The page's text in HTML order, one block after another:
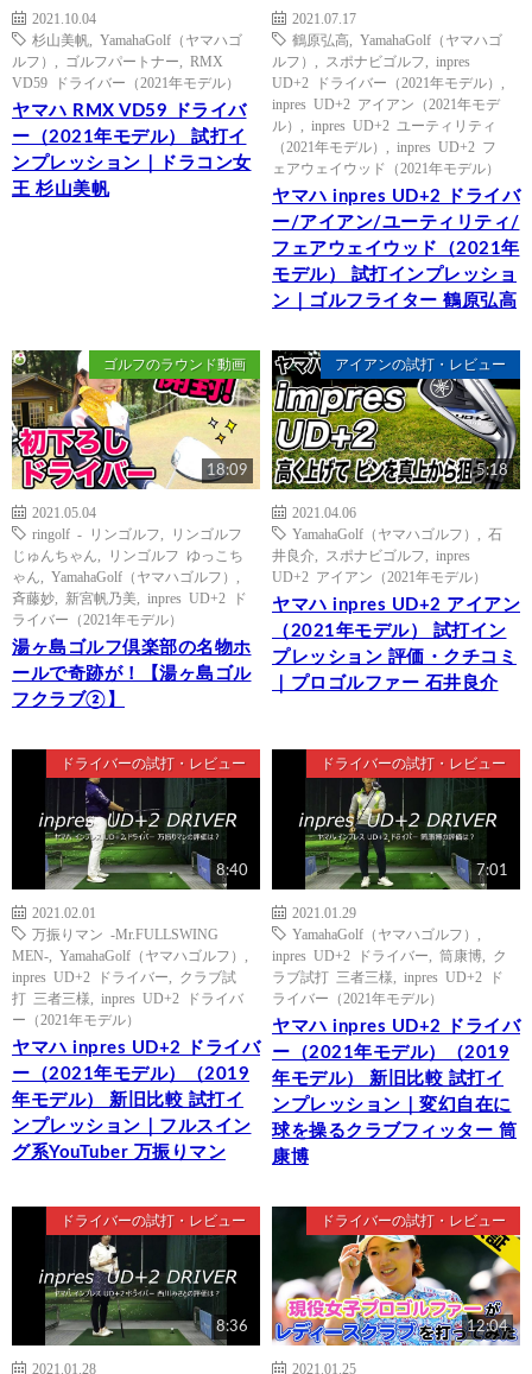
2021.10.04
杉山美帆
YamahaGolf（ヤマハゴ
ルフ）
ゴルフパートナー
RMX
VD59 ドライバー（2021年モデル）
ヤマハ RMX VD59 ドライバ
ー（2021年モデル） 試打イ
ンプレッション｜ドラコン女
王 杉山美帆
2021.07.17
鶴原弘高
YamahaGolf（ヤマハゴ
ルフ）
スポナビゴルフ
inpres
UD+2 ドライバー（2021年モデル）
inpres UD+2 アイアン（2021年モデ
ル）
inpres UD+2 ユーティリティ
（2021年モデル）
inpres UD+2 フ
ェアウェイウッド（2021年モデル）
ヤマハ inpres UD+2 ドライバ
ー/アイアン/ユーティリティ/
フェアウェイウッド（2021年
モデル） 試打インプレッショ
ン｜ゴルフライター 鶴原弘高
ゴルフのラウンド動画
18:09
2021.05.04
ringolf - リンゴルフ
リンゴルフ
じゅんちゃん
リンゴルフ ゆっこち
ゃん
YamahaGolf（ヤマハゴルフ）
斉藤妙
新宮帆乃美
inpres UD+2 ド
ライバー（2021年モデル）
湯ヶ島ゴルフ倶楽部の名物ホ
ールで奇跡が！【湯ヶ島ゴル
フクラブ②】
アイアンの試打・レビュー
5:18
2021.04.06
YamahaGolf（ヤマハゴルフ）
石
井良介
スポナビゴルフ
inpres
UD+2 アイアン（2021年モデル）
ヤマハ inpres UD+2 アイアン
（2021年モデル） 試打イン
プレッション 評価・クチコミ
｜プロゴルファー 石井良介
ドライバーの試打・レビュー
8:40
2021.02.01
万振りマン -Mr.FULLSWING
MEN-
YamahaGolf（ヤマハゴルフ）
inpres UD+2 ドライバー
クラブ試
打 三者三様
inpres UD+2 ドライバ
ー（2021年モデル）
ヤマハ inpres UD+2 ドライバ
ー（2021年モデル）（2019
年モデル） 新旧比較 試打イ
ンプレッション｜フルスイン
グ系YouTuber 万振りマン
ドライバーの試打・レビュー
7:01
2021.01.29
YamahaGolf（ヤマハゴルフ）
inpres UD+2 ドライバー
筒康博
ク
ラブ試打 三者三様
inpres UD+2 ド
ライバー（2021年モデル）
ヤマハ inpres UD+2 ドライバ
ー（2021年モデル）（2019
年モデル） 新旧比較 試打イ
ンプレッション｜変幻自在に
球を操るクラブフィッター 筒
康博
ドライバーの試打・レビュー
8:36
2021.01.28
ドライバーの試打・レビュー
12:04
2021.01.25